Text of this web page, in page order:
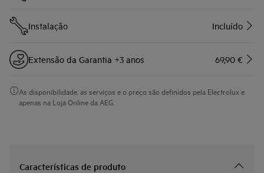
Instalação Incluído
Extensão da Garantia +3 anos 69,90 €
As disponibilidade, as serviços e o preço são definidos pela Electrolux e
apenas na Loja Online da AEG.
Características de produto